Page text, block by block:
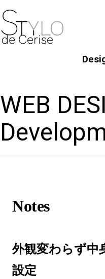
WEB
Notes
外観変わらず中
設定